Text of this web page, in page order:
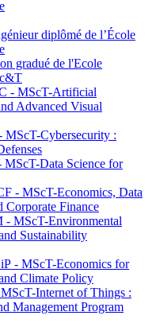
diplômé de l’École
gradué de l'Ecole
- MScT-Artificial
Advanced Visual
Cybersecurity :
Data Science for
- MScT-Economics, Data
Corporate Finance
- MScT-Environmental
Sustainability
- MScT-Economics for
Climate Policy
Internet of Things :
Management Program